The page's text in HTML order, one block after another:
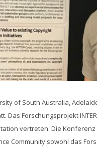
of South Australia,
Das Forschungsprojekt
vertreten. Die
Community sowohl das